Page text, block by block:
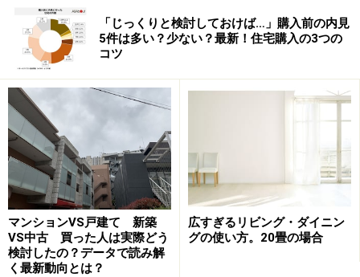
ュニケーションは時間の長さではなく、その深さが大
事」と教えていただきました。少しの時間でいいから、
しっかり子どもの話を聞く時間が取れれば大丈夫なのだ
そうです。時間の長さより深さが大事。それを聞いてな
んとかやっていけるかも、と気持ちを強く持てたことを
覚えています。
食卓に工夫を
忙しいお母さんと子どもが少しでも多くコミュニケーシ
ョンを取るために、私はリビングよりも食卓に工夫をす
ると良いと思います。大き目のダイニングテーブル、座
「じっくりと検討しておけば…」購入前の内見
5件は多い？少ない？最新！住宅購入の3つの
コツ
マンションVS戸建て 新築
VS中古 買った人は実際どう
検討したの？データで読み解
く最新動向とは？
広すぎるリビング・ダイニン
グの使い方。20畳の場合